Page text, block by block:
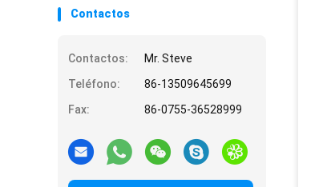
Contactos
Contactos:
Mr. Steve
Teléfono:
86-13509645699
Fax:
86-0755-36528999